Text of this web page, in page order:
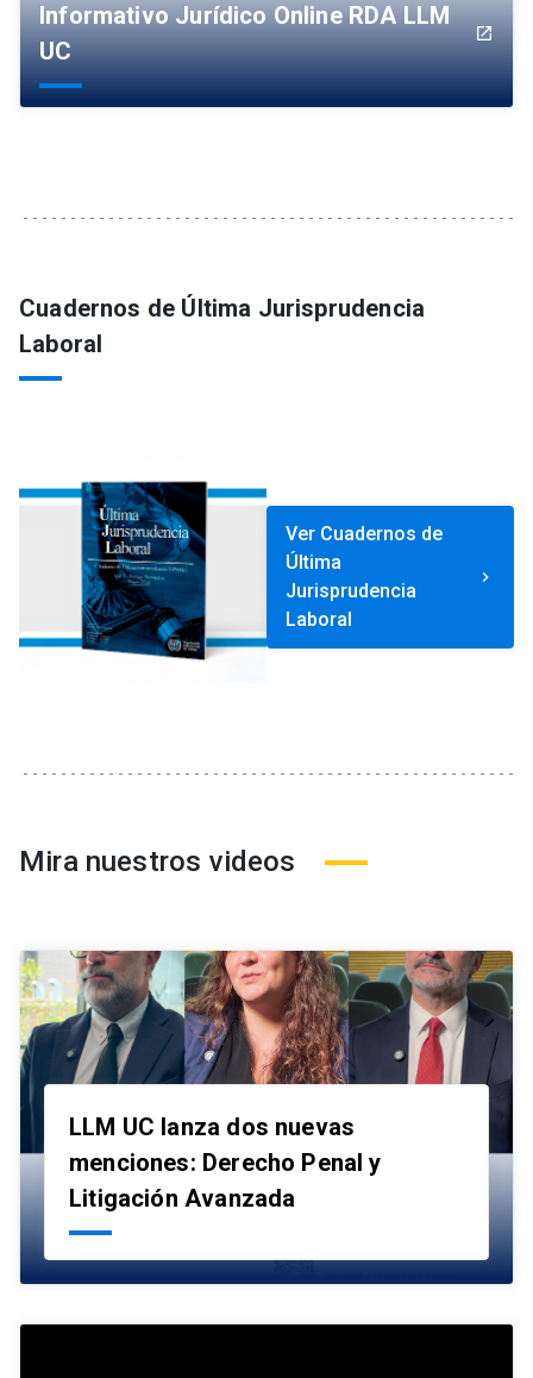
Informativo Jurídico Online RDA LLM
UC
launch
Cuadernos de Última Jurisprudencia
Laboral
Ver Cuadernos de
Última
Jurisprudencia
Laboral
keyboard_arrow_right
Mira nuestros videos
LLM UC lanza dos nuevas
menciones: Derecho Penal y
Litigación Avanzada